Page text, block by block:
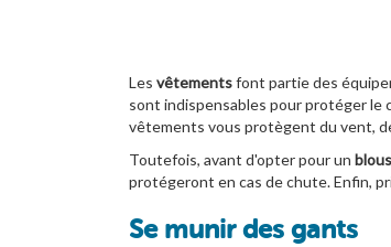
Les vêtementsfont partie des
sont indispensables pour protéger le
vêtements vous protègent du vent,
Toutefois, avant d'opter pour un
protégeront en cas de chute. Enfin,
Se munir des gants